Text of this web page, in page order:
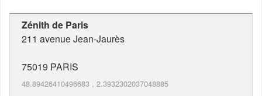
Zénith de Paris
211 avenue Jean-Jaurès
75019 PARIS
48.89426410496683 , 2.3932302037048885